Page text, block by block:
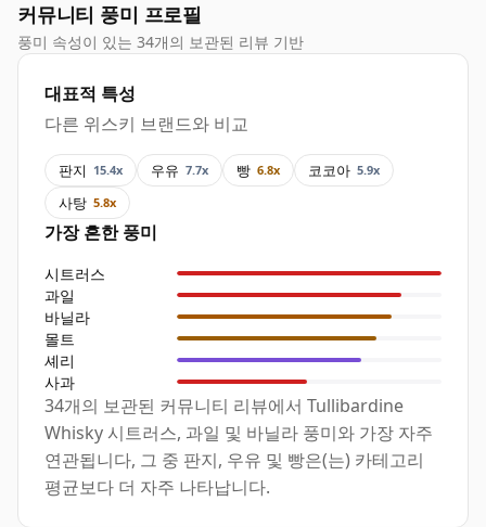
커뮤니티 풍미 프로필
풍미 속성이 있는 34개의 보관된 리뷰 기반
대표적 특성
다른 위스키 브랜드와 비교
판지 15.4x 우유 7.7x 빵 6.8x 코코아 5.9x
사탕 5.8x
가장 흔한 풍미
시트러스
과일
바닐라
몰트
셰리
사과
34개의 보관된 커뮤니티 리뷰에서 Tullibardine
Whisky 시트러스, 과일 및 바닐라 풍미와 가장 자주
연관됩니다, 그 중 판지, 우유 및 빵은(는) 카테고리
평균보다 더 자주 나타납니다.